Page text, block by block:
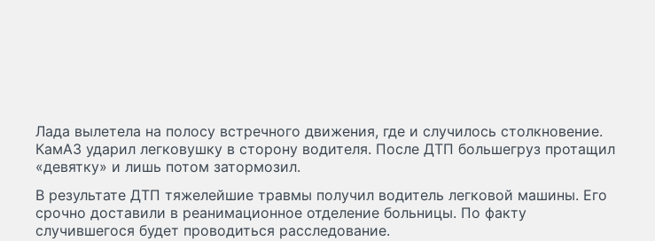
Лада вылетела на полосу встречного движения, где и случилось столкновение.
КамАЗ ударил легковушку в сторону водителя. После ДТП большегруз протащил
«девятку» и лишь потом затормозил.
В результате ДТП тяжелейшие травмы получил водитель легковой машины. Его
срочно доставили в реанимационное отделение больницы. По факту
случившегося будет проводиться расследование.